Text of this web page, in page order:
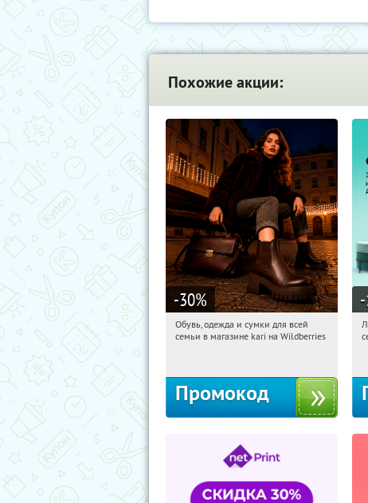
Похожие акции:
-30%
15:02:59 Получили:
Обувь, одежда и сумки для всей
семьи в магазине kari на Wildberries
Промокод